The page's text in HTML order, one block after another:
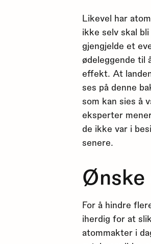
Likevel har
ikke selv skal
gjengjelde et
ødeleggende til
effekt. At
ses på denne
som kan sies å
eksperter
de ikke var i
senere.
Ønske
For å hindre
iherdig for at
atommakter i